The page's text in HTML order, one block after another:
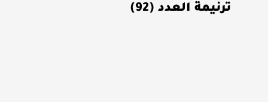
ترنيمة العدد (92)